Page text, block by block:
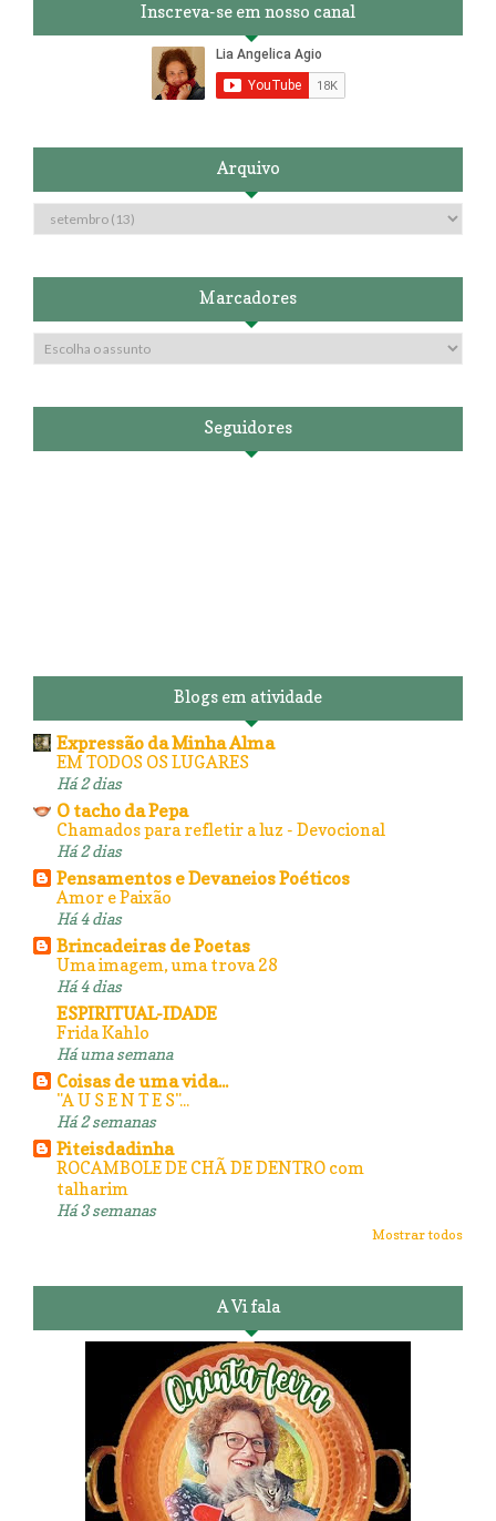
Inscreva-se em nosso canal
Arquivo
Marcadores
Seguidores
Blogs em atividade
Expressão da Minha Alma
EM TODOS OS LUGARES
Há 2 dias
O tacho da Pepa
Chamados para refletir a luz - Devocional
Há 2 dias
Pensamentos e Devaneios Poéticos
Amor e Paixão
Há 4 dias
Brincadeiras de Poetas
Uma imagem, uma trova 28
Há 4 dias
ESPIRITUAL-IDADE
Frida Kahlo
Há uma semana
Coisas de uma vida...
"A U S E N T E S"...
Há 2 semanas
Piteisdadinha
ROCAMBOLE DE CHÃ DE DENTRO com
talharim
Há 3 semanas
Mostrar todos
A Vi fala